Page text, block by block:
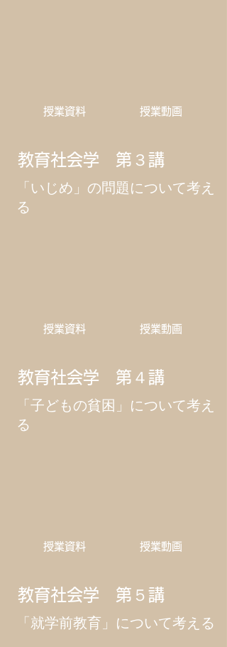
​授業資料 ​授業動画
教育社会学 第３講
​「いじめ」の問題について考え
る
​授業資料 ​授業動画
教育社会学 第４講
「子どもの貧困」について考え
る
​授業資料 ​授業動画
教育社会学 第５講
「就学前教育」について考える